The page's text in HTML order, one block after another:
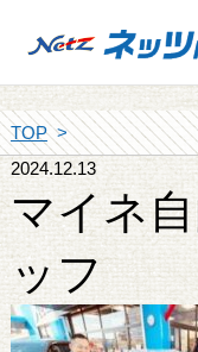
TOP
2024.12.13
マイネ
ッフ